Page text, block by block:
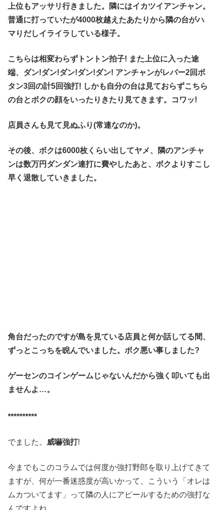
上位もアッサリ行きました。隣にはイカツイアンチャン。
普通に打っていたが4000枚越えたあたりから隣の台がハ
マりだしイライラしている様子。
こちらは相変わらずトントン拍子! また上位に入った途
端、ダン!ダン!ダン!ダン!ダン! アンチャンがレバー2回ボ
タン3回の計5回強打! しかも自分の台は見ておらずこちら
の台とボクの顔をいったりきたり見てきます。コワッ!
店員さんも見て見ぬふり(常連なのか)。
その後、ボクは6000枚くらい出してヤメ、隣のアンチャ
ンは数万円ダンダン連打に費やしたあと、ボクよりすこし
早く退散していきました。
角台だったのですが島を見ている店員と何か話してる間、
ずっとこっちを睨んでいました。ボク悪い事しました?
ゲーセンのコインゲームじゃないんだから強く叩いても出
ませんよ…。
**********
でました。 威嚇強打!
今までもこのコラムでは何度か強打野郎を取り上げてきて
ますが、何が一番迷惑度が高いかって、こういう「オレは
ムカついてます」って隣の人にアピールするための強打な